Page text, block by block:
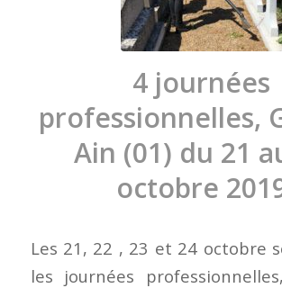
4 journées
professionnelles,
Ain (01) du 21
octobre
Les 21, 22 , 23 et 24 octobre
les journées